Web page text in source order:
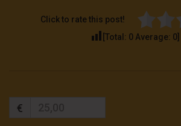
Click to rate this post!
[Total: 0 Average: 0
€